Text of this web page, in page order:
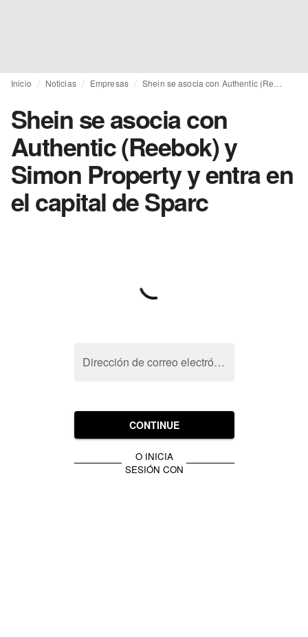
Inicio Noticias Empresas
Shein se asocia con
Authentic (Reebok) y
Simon Property y entra en
el capital de Sparc
Dirección de correo electrónico
CONTINUE
O INICIA
SESIÓN CON